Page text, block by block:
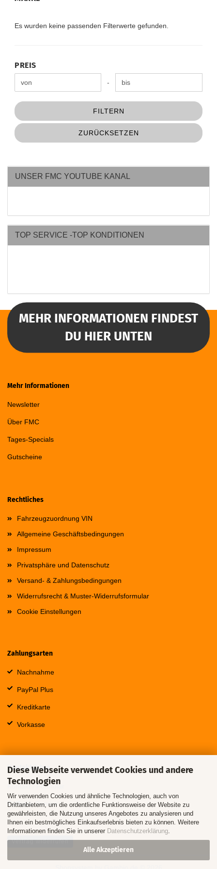
Diese Webseite verwendet Cookies und andere
Technologien
Wir verwenden Cookies und ähnliche Technologien, auch von
Drittanbietern, um die ordentliche Funktionsweise der Website zu
gewährleisten, die Nutzung unseres Angebotes zu analysieren und
Ihnen ein bestmögliches Einkaufserlebnis bieten zu können. Weitere
Informationen finden Sie in unserer Datenschutzerklärung.
Alle Akzeptieren
Es wurden keine passenden Filterwerte gefunden.
PREIS
PREIS
Preis bis -
FILTERN
ZURÜCKSETZEN
UNSER FMC YOUTUBE KANAL
TOP SERVICE -TOP KONDITIONEN
MEHR INFORMATIONEN FINDEST
DU HIER UNTEN
Mehr Informationen
Newsletter
Über FMC
Tages-Specials
Gutscheine
Rechtliches
Fahrzeugzuordnung VIN
Allgemeine Geschäftsbedingungen
Impressum
Privatsphäre und Datenschutz
Versand- & Zahlungsbedingungen
Widerrufsrecht & Muster-Widerrufsformular
Cookie Einstellungen
Zahlungsarten
Nachnahme
PayPal Plus
Kreditkarte
Vorkasse
Kontaktdaten
Kontakt / Formular
Callback Service
Vertrag widerrufen